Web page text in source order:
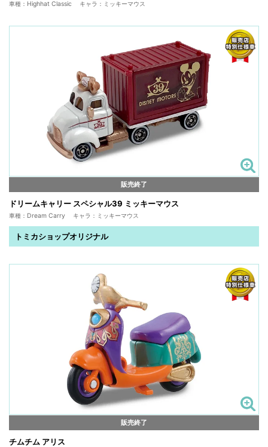
車種：Highhat Classic キャラ：ミッキーマウス
販売終了
ドリームキャリー スペシャル39 ミッキーマウス
車種：Dream Carry キャラ：ミッキーマウス
トミカショップオリジナル
販売終了
チムチム アリス